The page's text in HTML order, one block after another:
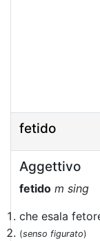
fetido
Aggettivo
fetido m sing
che esala
(senso figurato)